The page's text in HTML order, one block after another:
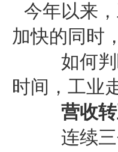
今年以来
加快的同时
如何判
时间，工业
营收
连续三